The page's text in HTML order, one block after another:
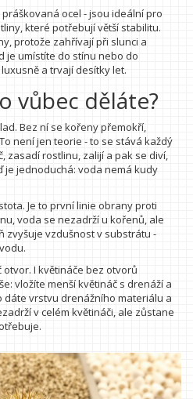
ocel - jsou ideální pro
které potřebují větší stabilitu.
protože zahřívají při slunci a
je umístíte do stínu nebo do
a trvají desítky let.
vůbec děláte?
Bez ní se kořeny přemokří,
není jen teorie - to se stává každý
zasadí rostlinu, zalijí a pak se diví,
je jednoduchá: voda nemá kudy
Je to první linie obrany proti
voda se nezadrží u kořenů, ale
zvyšuje vzdušnost v substrátu -
I květináče bez otvorů
vložíte menší květináč s drenáží a
dáte vrstvu drenážního materiálu a
v celém květináči, ale zůstane